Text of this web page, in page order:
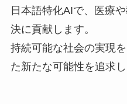
日本語特化AIで、医療
決に貢献します。
持続可能な社会の実現
た新たな可能性を追求し